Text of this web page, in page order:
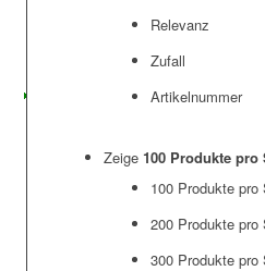
Relevanz
Zufall
Artikelnummer
Zeige 100 Produkte pro
100 Produkte pro
200 Produkte pro
300 Produkte pro